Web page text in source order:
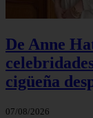
De Anne
cigüeña
07/08/2026